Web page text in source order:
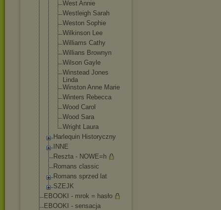
West Annie
Westleigh Sarah
Weston Sophie
Wilkinson Lee
Williams Cathy
Willians Brownyn
Wilson Gayle
Winstead Jones
Linda
Winston Anne Marie
Winters Rebecca
Wood Carol
Wood Sara
Wright Laura
Harlequin Historyczny
INNE
Reszta - NOWE=h
Romans classic
Romans sprzed lat
SZEJK
EBOOKI - mrok = hasło
EBOOKI - sensacja